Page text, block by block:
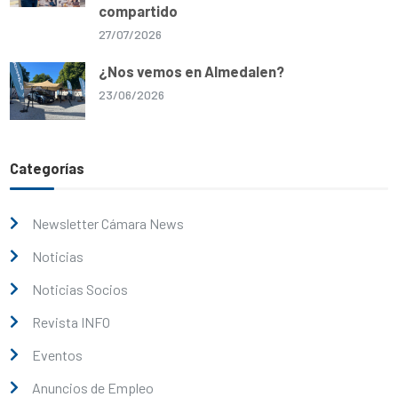
compartido
27/07/2026
¿Nos vemos en Almedalen?
23/06/2026
Categorías
Newsletter Cámara News
Noticias
Noticias Socios
Revista INFO
Eventos
Anuncios de Empleo